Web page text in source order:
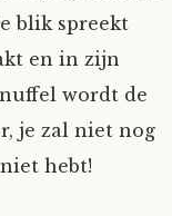
blik spreekt
en in zijn
wordt de
je zal niet nog
hebt!